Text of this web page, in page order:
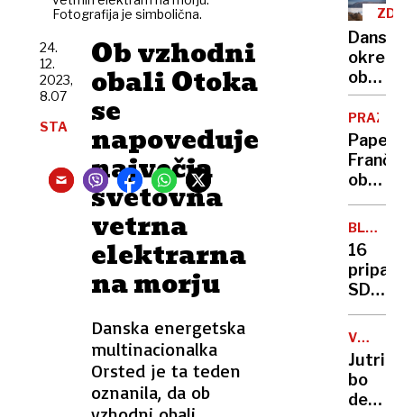
Fotografija je simbolična.
Ob vzhodni
obali Otoka
se
napoveduje
največja
svetovna
vetrna
elektrarna
na morju
Danska energetska
multinacionalka
Orsted je ta teden
oznanila, da ob
24.
12.
2023,
8.07
STA
želimo
miren
božič
zanima
nakup
Papež
ob
božiču
in
leta
pomen
upanja
BLIŽNJI
VZHOD
16
SDF
ubitih
v
na
Sirije
Jutri
bo
delno